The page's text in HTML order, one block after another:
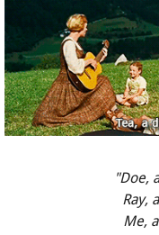
"Doe,
Ray,
Me,